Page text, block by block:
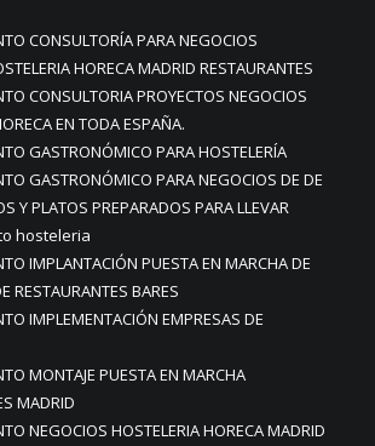
CONSULTORÍA PARA NEGOCIOS
HORECA MADRID RESTAURANTES
CONSULTORIA PROYECTOS NEGOCIOS
EN TODA ESPAÑA.
GASTRONÓMICO PARA HOSTELERÍA
GASTRONÓMICO PARA NEGOCIOS DE DE
Y PLATOS PREPARADOS PARA LLEVAR
hosteleria
IMPLANTACIÓN PUESTA EN MARCHA DE
RESTAURANTES BARES
IMPLEMENTACIÓN EMPRESAS DE
MONTAJE PUESTA EN MARCHA
MADRID
NEGOCIOS HOSTELERIA HORECA MADRID